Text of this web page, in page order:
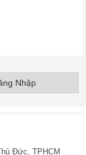
Nhập
Đức, TPHCM